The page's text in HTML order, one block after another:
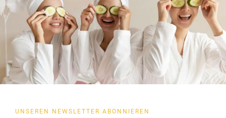
UNSEREN NEWSLETTER ABONNIEREN